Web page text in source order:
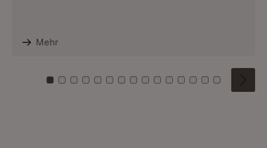
Mehr
Zu Kachel: 0
Zu Kachel: 1
Zu Kachel: 2
Zu Kachel: 3
Zu Kachel: 4
Zu Kachel: 5
Zu Kachel: 6
Zu Kachel: 7
Zu Kachel: 8
Zu Kachel: 9
Zu Kachel: 10
Zu Kachel: 11
Zu Kachel: 12
Zu Kachel:
Zu